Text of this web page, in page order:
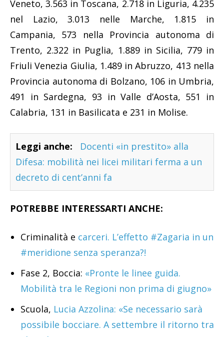
Veneto, 3.563 in Toscana, 2.718 in Liguria, 4.235
nel Lazio, 3.013 nelle Marche, 1.815 in
Campania, 573 nella Provincia autonoma di
Trento, 2.322 in Puglia, 1.889 in Sicilia, 779 in
Friuli Venezia Giulia, 1.489 in Abruzzo, 413 nella
Provincia autonoma di Bolzano, 106 in Umbria,
491 in Sardegna, 93 in Valle d’Aosta, 551 in
Calabria, 131 in Basilicata e 231 in Molise.
Leggi anche:
Docenti «in prestito» alla
Difesa: mobilità nei licei militari ferma a un
decreto di cent’anni fa
POTREBBE INTERESSARTI ANCHE:
Criminalità e carceri. L’effetto #Zagaria in un
#meridione senza speranza?!
Fase 2, Boccia: «Pronte le linee guida.
Mobilità tra le Regioni non prima di giugno»
Scuola, Lucia Azzolina: «Se necessario sarà
possibile bocciare. A settembre il ritorno tra